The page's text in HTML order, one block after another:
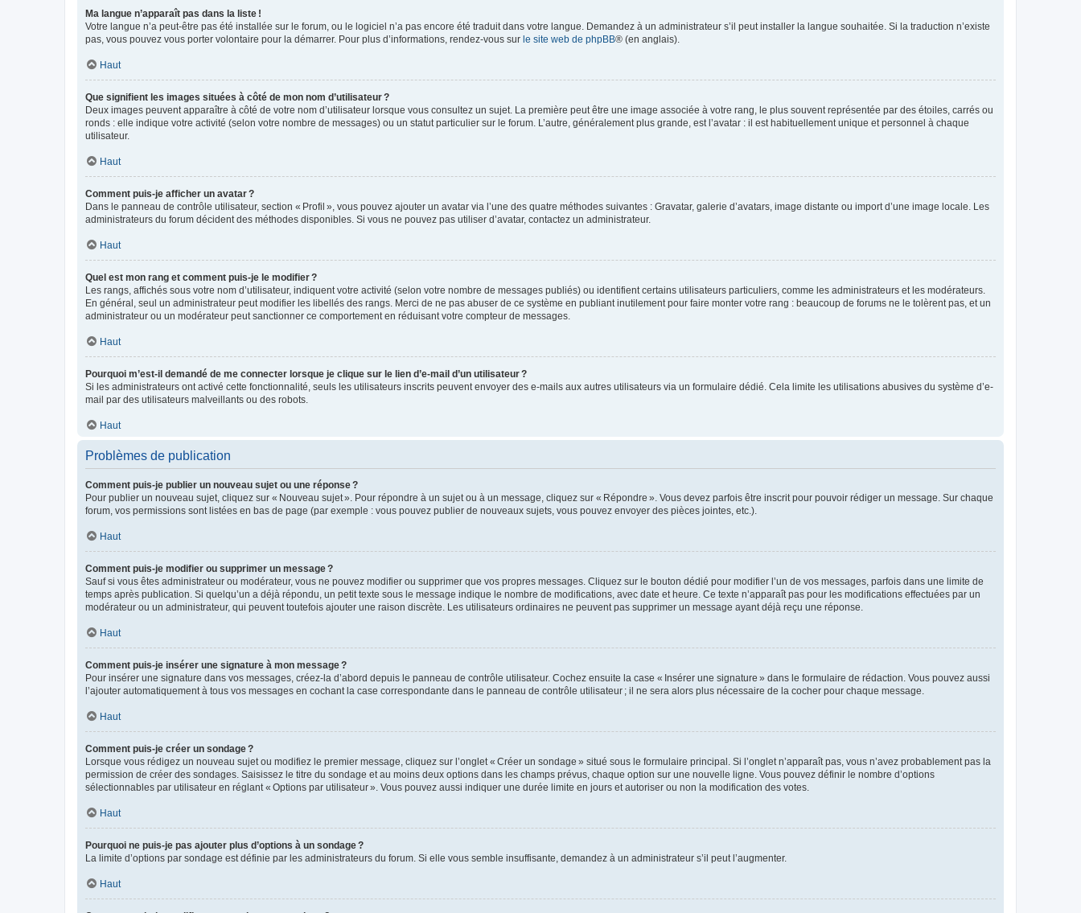
Ma langue n’apparaît pas dans la liste !
Votre langue n’a peut-être pas été installée sur le forum, ou le logiciel n’a pas encore été traduit dans votre langue. Demandez à un administrateur s’il peut installer la langue souhaitée. Si la traduction n’existe
pas, vous pouvez vous porter volontaire pour la démarrer. Pour plus d’informations, rendez-vous sur le site web de phpBB® (en anglais).
Haut
Que signifient les images situées à côté de mon nom d’utilisateur ?
Deux images peuvent apparaître à côté de votre nom d’utilisateur lorsque vous consultez un sujet. La première peut être une image associée à votre rang, le plus souvent représentée par des étoiles, carrés ou
ronds : elle indique votre activité (selon votre nombre de messages) ou un statut particulier sur le forum. L’autre, généralement plus grande, est l’avatar : il est habituellement unique et personnel à chaque
utilisateur.
Haut
Comment puis-je afficher un avatar ?
Dans le panneau de contrôle utilisateur, section « Profil », vous pouvez ajouter un avatar via l’une des quatre méthodes suivantes : Gravatar, galerie d’avatars, image distante ou import d’une image locale. Les
administrateurs du forum décident des méthodes disponibles. Si vous ne pouvez pas utiliser d’avatar, contactez un administrateur.
Haut
Quel est mon rang et comment puis-je le modifier ?
Les rangs, affichés sous votre nom d’utilisateur, indiquent votre activité (selon votre nombre de messages publiés) ou identifient certains utilisateurs particuliers, comme les administrateurs et les modérateurs.
En général, seul un administrateur peut modifier les libellés des rangs. Merci de ne pas abuser de ce système en publiant inutilement pour faire monter votre rang : beaucoup de forums ne le tolèrent pas, et un
administrateur ou un modérateur peut sanctionner ce comportement en réduisant votre compteur de messages.
Haut
Pourquoi m’est-il demandé de me connecter lorsque je clique sur le lien d’e-mail d’un utilisateur ?
Si les administrateurs ont activé cette fonctionnalité, seuls les utilisateurs inscrits peuvent envoyer des e-mails aux autres utilisateurs via un formulaire dédié. Cela limite les utilisations abusives du système d’e-
mail par des utilisateurs malveillants ou des robots.
Haut
Problèmes de publication
Comment puis-je publier un nouveau sujet ou une réponse ?
Pour publier un nouveau sujet, cliquez sur « Nouveau sujet ». Pour répondre à un sujet ou à un message, cliquez sur « Répondre ». Vous devez parfois être inscrit pour pouvoir rédiger un message. Sur chaque
forum, vos permissions sont listées en bas de page (par exemple : vous pouvez publier de nouveaux sujets, vous pouvez envoyer des pièces jointes, etc.).
Haut
Comment puis-je modifier ou supprimer un message ?
Sauf si vous êtes administrateur ou modérateur, vous ne pouvez modifier ou supprimer que vos propres messages. Cliquez sur le bouton dédié pour modifier l’un de vos messages, parfois dans une limite de
temps après publication. Si quelqu’un a déjà répondu, un petit texte sous le message indique le nombre de modifications, avec date et heure. Ce texte n’apparaît pas pour les modifications effectuées par un
modérateur ou un administrateur, qui peuvent toutefois ajouter une raison discrète. Les utilisateurs ordinaires ne peuvent pas supprimer un message ayant déjà reçu une réponse.
Haut
Comment puis-je insérer une signature à mon message ?
Pour insérer une signature dans vos messages, créez-la d’abord depuis le panneau de contrôle utilisateur. Cochez ensuite la case « Insérer une signature » dans le formulaire de rédaction. Vous pouvez aussi
l’ajouter automatiquement à tous vos messages en cochant la case correspondante dans le panneau de contrôle utilisateur ; il ne sera alors plus nécessaire de la cocher pour chaque message.
Haut
Comment puis-je créer un sondage ?
Lorsque vous rédigez un nouveau sujet ou modifiez le premier message, cliquez sur l’onglet « Créer un sondage » situé sous le formulaire principal. Si l’onglet n’apparaît pas, vous n’avez probablement pas la
permission de créer des sondages. Saisissez le titre du sondage et au moins deux options dans les champs prévus, chaque option sur une nouvelle ligne. Vous pouvez définir le nombre d’options
sélectionnables par utilisateur en réglant « Options par utilisateur ». Vous pouvez aussi indiquer une durée limite en jours et autoriser ou non la modification des votes.
Haut
Pourquoi ne puis-je pas ajouter plus d’options à un sondage ?
La limite d’options par sondage est définie par les administrateurs du forum. Si elle vous semble insuffisante, demandez à un administrateur s’il peut l’augmenter.
Haut